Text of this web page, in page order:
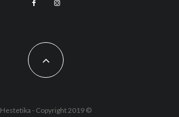
Hestetika - Copyright 2019 ©